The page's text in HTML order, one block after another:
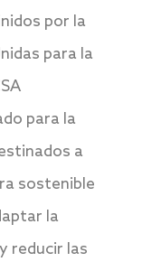
por la
para la
para la
a
sostenible
la
reducir las